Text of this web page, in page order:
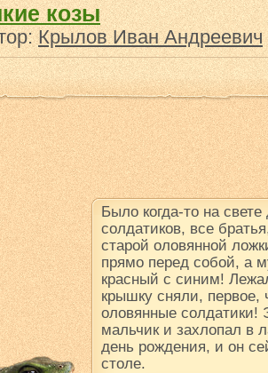
козы
Крылов Иван Андреевич
Было когда-то на
солдатиков, все
старой оловянной
прямо перед собой, а
красный с синим!
крышку сняли,
оловянные солдатики!
мальчик и захлопал в
день рождения, и он
столе.